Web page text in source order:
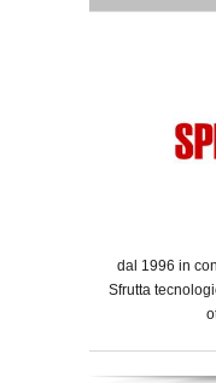
dal 1996 in
Sfrutta